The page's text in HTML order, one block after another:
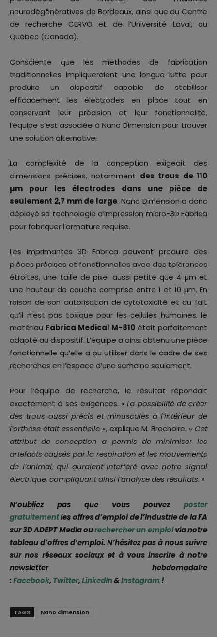
neurodégénératives de Bordeaux, ainsi que du Centre
de recherche CERVO et de l’Université Laval, au
Québec (Canada).
Consciente que les méthodes de fabrication
traditionnelles impliqueraient une longue lutte pour
produire un dispositif capable de stabiliser
efficacement les électrodes en place tout en
conservant leur précision et leur fonctionnalité,
l’équipe s’est associée à Nano Dimension pour trouver
une solution alternative.
La complexité de la conception exigeait des
dimensions précises, notamment des trous de 110
µm pour les électrodes dans une pièce de
seulement 2,7 mm de large. Nano Dimension a donc
déployé sa technologie d’impression micro-3D Fabrica
pour fabriquer l’armature requise.
Les imprimantes 3D Fabrica peuvent produire des
pièces précises et fonctionnelles avec des tolérances
étroites, une taille de pixel aussi petite que 4 µm et
une hauteur de couche comprise entre 1 et 10 µm. En
raison de son autorisation de cytotoxicité et du fait
qu’il n’est pas toxique pour les cellules humaines, le
matériau Fabrica Medical M-810 était parfaitement
adapté au dispositif. L’équipe a ainsi obtenu une pièce
fonctionnelle qu’elle a pu utiliser dans le cadre de ses
recherches en l’espace d’une semaine seulement.
Pour l’équipe de recherche, le résultat répondait
exactement à ses exigences. «La possibilité de créer
des trous aussi précis et minuscules à l’intérieur de
l’orthèse était essentielle», explique M. Brochoire. « Cet
attribut de conception a permis de minimiser les
artefacts causés par la respiration et les mouvements
de l’animal, qui auraient interféré avec notre signal
électrique, compliquant ainsi l’analyse des résultats. »
N’oubliez pas que vous pouvez poster
gratuitementles offres d’emploi de l’industrie de la FA
sur 3D ADEPT Media ourechercher un emploivia notre
tableau d’offres d’emploi. N’hésitez pas à nous suivre
sur nos réseaux sociaux et à vous inscrire à notre
newsletter hebdomadaire
:Facebook,Twitter,LinkedIn&Instagram !
TAGS Nano dimension